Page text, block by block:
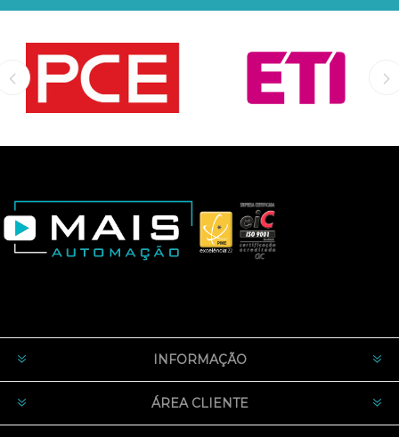
INFORMAÇÃO
ÁREA CLIENTE